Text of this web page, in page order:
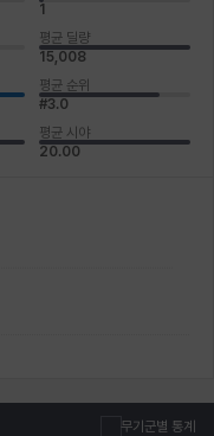
1
평균 딜량
15,008
평균 순위
#3.0
평균 시야
20.00
무기군별 통계